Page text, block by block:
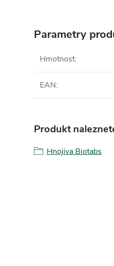
Parametry
Hmotnost:
EAN:
Produkt
Hnojiva Biotabs